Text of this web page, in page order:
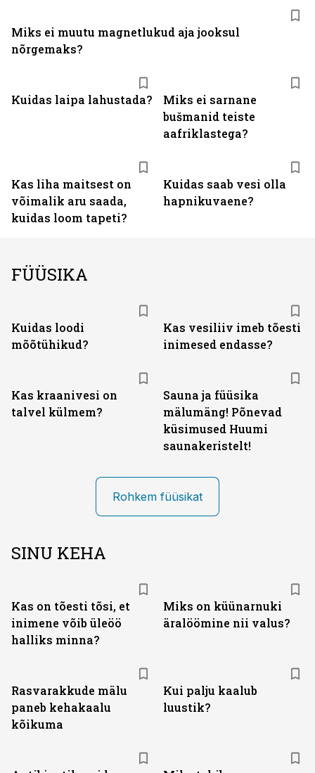
Kuidas laipa lahustada?
Miks ei sarnane
bušmanid teiste
aafriklastega?
Kas liha maitsest on
võimalik aru saada,
kuidas loom tapeti?
Kuidas saab vesi olla
hapnikuvaene?
Miks ei muutu magnetlukud aja jooksul
nõrgemaks?
FÜÜSIKA
Kuidas loodi
mõõtühikud?
Kas vesiliiv imeb tõesti
inimesed endasse?
Kas kraanivesi on
talvel külmem?
Sauna ja füüsika
mälumäng! Põnevad
küsimused Huumi
saunakeristelt!
Rohkem füüsikat
SINU KEHA
Kas on tõesti tõsi, et
inimene võib üleöö
halliks minna?
Miks on küünarnuki
äralöömine nii valus?
Rasvarakkude mälu
paneb kehakaalu
kõikuma
Kui palju kaalub
luustik?